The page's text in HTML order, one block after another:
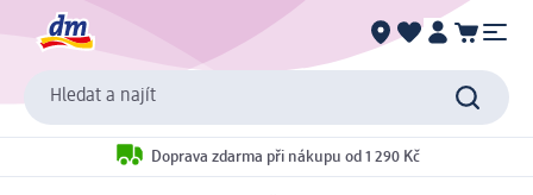
Hledat a najít
Doprava zdarma při nákupu od 1 290 Kč